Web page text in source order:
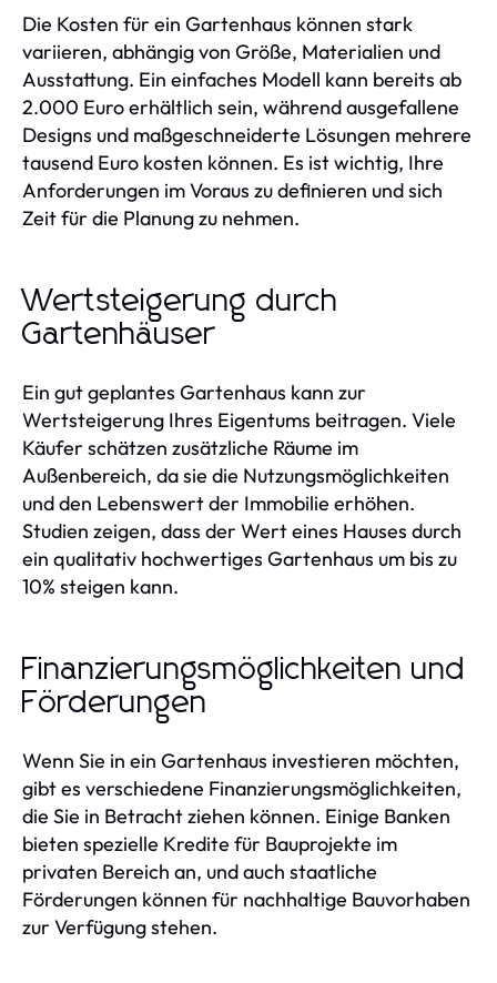
Die Kosten für ein Gartenhaus können stark
variieren, abhängig von Größe, Materialien und
Ausstattung. Ein einfaches Modell kann bereits ab
2.000 Euro erhältlich sein, während ausgefallene
Designs und maßgeschneiderte Lösungen mehrere
tausend Euro kosten können. Es ist wichtig, Ihre
Anforderungen im Voraus zu definieren und sich
Zeit für die Planung zu nehmen.
Wertsteigerung durch
Gartenhäuser
Ein gut geplantes Gartenhaus kann zur
Wertsteigerung Ihres Eigentums beitragen. Viele
Käufer schätzen zusätzliche Räume im
Außenbereich, da sie die Nutzungsmöglichkeiten
und den Lebenswert der Immobilie erhöhen.
Studien zeigen, dass der Wert eines Hauses durch
ein qualitativ hochwertiges Gartenhaus um bis zu
10% steigen kann.
Finanzierungsmöglichkeiten und
Förderungen
Wenn Sie in ein Gartenhaus investieren möchten,
gibt es verschiedene Finanzierungsmöglichkeiten,
die Sie in Betracht ziehen können. Einige Banken
bieten spezielle Kredite für Bauprojekte im
privaten Bereich an, und auch staatliche
Förderungen können für nachhaltige Bauvorhaben
zur Verfügung stehen.